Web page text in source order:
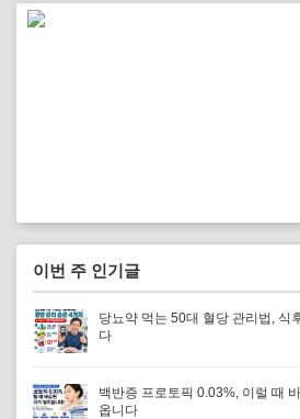
이번 주 인기글
당뇨약 먹는 50대 혈당 관리법, 식
다
백반증 프로토픽 0.03%, 이럴 때
옵니다